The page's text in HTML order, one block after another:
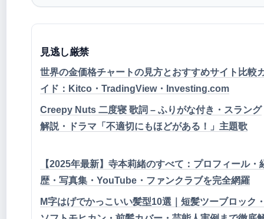
見逃し厳禁
世界の金価格チャートの見方とおすすめサイト比較
イド：Kitco・TradingView・Investing.com
Creepy Nuts 二度寝 歌詞 – ふりがな付き・スラング
解説・ドラマ「不適切にもほどがある！」主題歌
【2025年最新】寺本莉緒のすべて：プロフィール・
歴・写真集・YouTube・ファンクラブを完全網羅
M字はげでかっこいい髪型10選｜短髪ツーブロック